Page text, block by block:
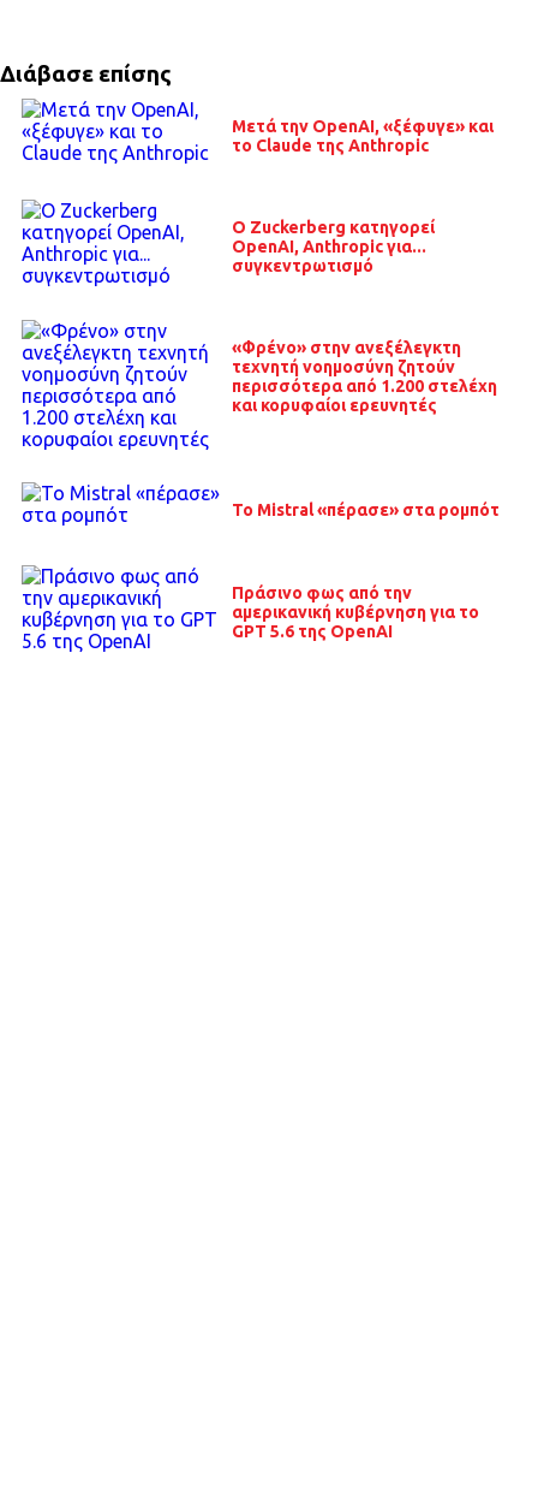
Διάβασε επίσης
Μετά την OpenAI, «ξέφυγε» και
το Claude της Anthropic
O Zuckerberg κατηγορεί
OpenAI, Anthropic για...
συγκεντρωτισμό
«Φρένο» στην ανεξέλεγκτη
τεχνητή νοημοσύνη ζητούν
περισσότερα από 1.200 στελέχη
και κορυφαίοι ερευνητές
Το Mistral «πέρασε» στα ρομπότ
Πράσινο φως από την
αμερικανική κυβέρνηση για το
GPT 5.6 της OpenAI